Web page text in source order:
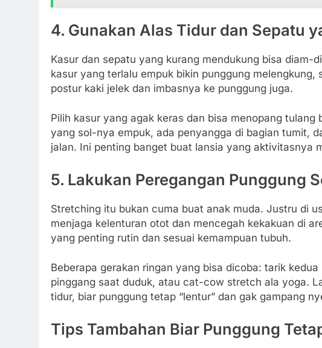
4. Gunakan Alas Tidur dan Sepatu
Kasur dan sepatu yang kurang mendukung bisa diam-
kasur yang terlalu empuk bikin punggung
postur kaki jelek dan imbasnya ke punggung juga.
Pilih kasur yang agak keras dan bisa menopang
yang sol-nya empuk, ada penyangga di bagian tumit,
jalan. Ini penting banget buat lansia yang aktivitasnya
5. Lakukan Peregangan Punggung
Stretching itu bukan cuma buat anak muda. Justru di
menjaga kelenturan otot dan mencegah kekakuan di
yang penting rutin dan sesuai kemampuan tubuh.
Beberapa gerakan ringan yang bisa dicoba: tarik
pinggang saat duduk, atau cat-cow stretch ala yoga.
tidur, biar punggung tetap “lentur” dan gak gampang
Tips Tambahan Biar Punggung